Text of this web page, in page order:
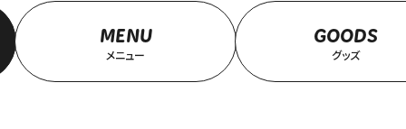
MENU
メニュー
GOODS
グッズ